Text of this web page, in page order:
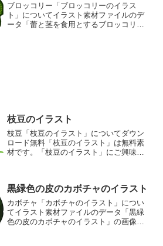
ブロッコリー「ブロッコリーのイラス
ト」についてイラスト素材ファイルのデ
ータ「蕾と茎を食用とするブロッコリー
枝豆のイラスト
枝豆「枝豆のイラスト」についてダウン
ロード無料「枝豆のイラスト」は無料素
材です。「枝豆のイラスト」にご興味を
のイラスト」の画像ファイ...
黒緑色の皮のカボチャのイラスト
カボチャ「カボチャのイラスト」につい
てイラスト素材ファイルのデータ「黒緑
色の皮のカボチャのイラスト」の画像フ